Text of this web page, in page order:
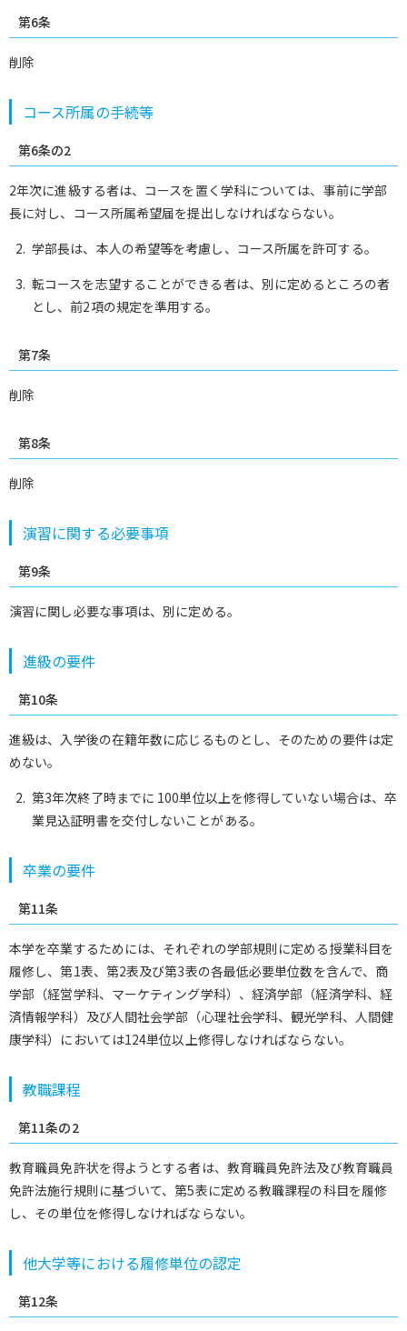
第6条
削除
コース所属の手続等
第6条の2
2年次に進級する者は、コースを置く学科については、事前に学部
長に対し、コース所属希望届を提出しなければならない。
学部長は、本人の希望等を考慮し、コース所属を許可する。
転コースを志望することができる者は、別に定めるところの者
とし、前2項の規定を準用する。
第7条
削除
第8条
削除
演習に関する必要事項
第9条
演習に関し必要な事項は、別に定める。
進級の要件
第10条
進級は、入学後の在籍年数に応じるものとし、そのための要件は定
めない。
第3年次終了時までに 100単位以上を修得していない場合は、卒
業見込証明書を交付しないことがある。
卒業の要件
第11条
本学を卒業するためには、それぞれの学部規則に定める授業科目を
履修し、第1表、第2表及び第3表の各最低必要単位数を含んで、商
学部（経営学科、マーケティング学科）、経済学部（経済学科、経
済情報学科）及び人間社会学部（心理社会学科、観光学科、人間健
康学科）においては124単位以上修得しなければならない。
教職課程
第11条の2
教育職員免許状を得ようとする者は、教育職員免許法及び教育職員
免許法施行規則に基づいて、第5表に定める教職課程の科目を履修
し、その単位を修得しなければならない。
他大学等における履修単位の認定
第12条